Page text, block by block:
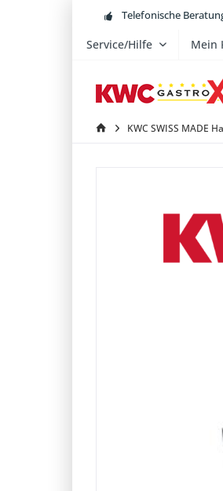
Telefonische
Service/Hilfe Mein
KWC SWISS MADE